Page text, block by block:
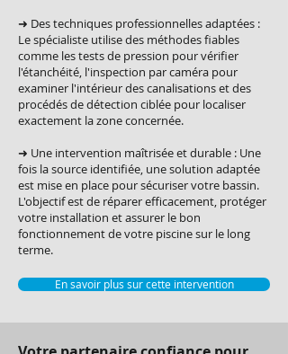
➜ Des techniques professionnelles adaptées :
Le spécialiste utilise des méthodes fiables
comme les tests de pression pour vérifier
l'étanchéité, l'inspection par caméra pour
examiner l'intérieur des canalisations et des
procédés de détection ciblée pour localiser
exactement la zone concernée.
➜ Une intervention maîtrisée et durable : Une
fois la source identifiée, une solution adaptée
est mise en place pour sécuriser votre bassin.
L'objectif est de réparer efficacement, protéger
votre installation et assurer le bon
fonctionnement de votre piscine sur le long
terme.
En savoir plus sur cette intervention